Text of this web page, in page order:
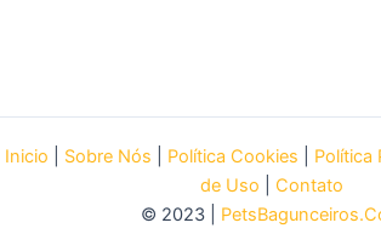
Inicio Sobre Nós Política Cookies Política
de Uso
Contato
© 2023 |